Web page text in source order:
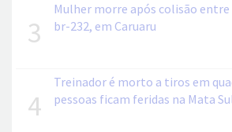
3
Mulher morre após colisão
br-232, em Caruaru
4
Treinador é morto a tiros em
pessoas ficam feridas na Mata